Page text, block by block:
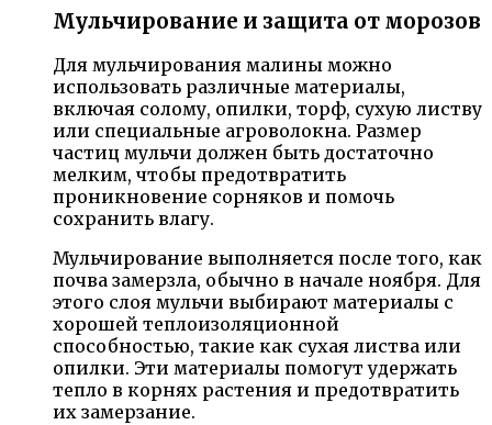
Мульчирование и защита от морозов
Для мульчирования малины можно
использовать различные материалы,
включая солому, опилки, торф, сухую листву
или специальные агроволокна. Размер
частиц мульчи должен быть достаточно
мелким, чтобы предотвратить
проникновение сорняков и помочь
сохранить влагу.
Мульчирование выполняется после того, как
почва замерзла, обычно в начале ноября. Для
этого слоя мульчи выбирают материалы с
хорошей теплоизоляционной
способностью, такие как сухая листва или
опилки. Эти материалы помогут удержать
тепло в корнях растения и предотвратить
их замерзание.